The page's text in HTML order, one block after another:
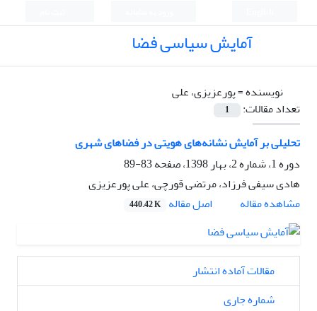
آمایش سیاسی فضا
نویسنده =پورعزیزی، علی
تعداد مقالات:
1
تحلیلی بر آمایش نشانه‌های هویتی در فضاهای شهری
دوره 1، شماره 2، بهار 1398، صفحه
83-89
هادی سیفی فرزاد، مرتضی قورچی، علی پورعزیزی
مشاهده مقاله
اصل مقاله 440.42 K
مقالات آماده انتشار
شماره جاری